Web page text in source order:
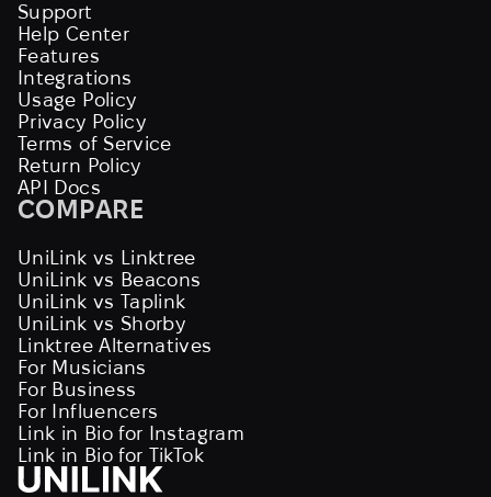
Support
Help Center
Features
Integrations
Usage Policy
Privacy Policy
Terms of Service
Return Policy
API Docs
COMPARE
UniLink vs Linktree
UniLink vs Beacons
UniLink vs Taplink
UniLink vs Shorby
Linktree Alternatives
For Musicians
For Business
For Influencers
Link in Bio for Instagram
Link in Bio for TikTok